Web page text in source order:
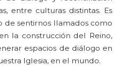
entre culturas distintas. Es
de sentirnos llamados como
la construcción del Reino,
espacios de diálogo en
Iglesia, en el mundo.